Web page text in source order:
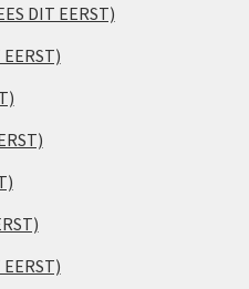
DIT EERST)